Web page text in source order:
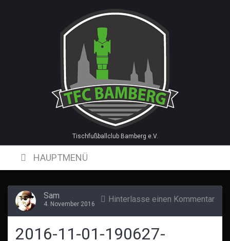
Tischfußballclub Bamberg e.V.
HAUPTMENÜ
Hinterlasse einen Kommentar
Sam
4. November 2016
2016-11-01-190627-